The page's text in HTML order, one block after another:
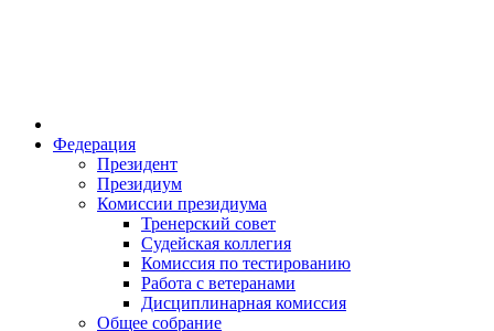
Федерация
Президент
Президиум
Комиссии президиума
Тренерский совет
Судейская коллегия
Комиссия по тестированию
Работа с ветеранами
Дисциплинарная комиссия
Общее собрание